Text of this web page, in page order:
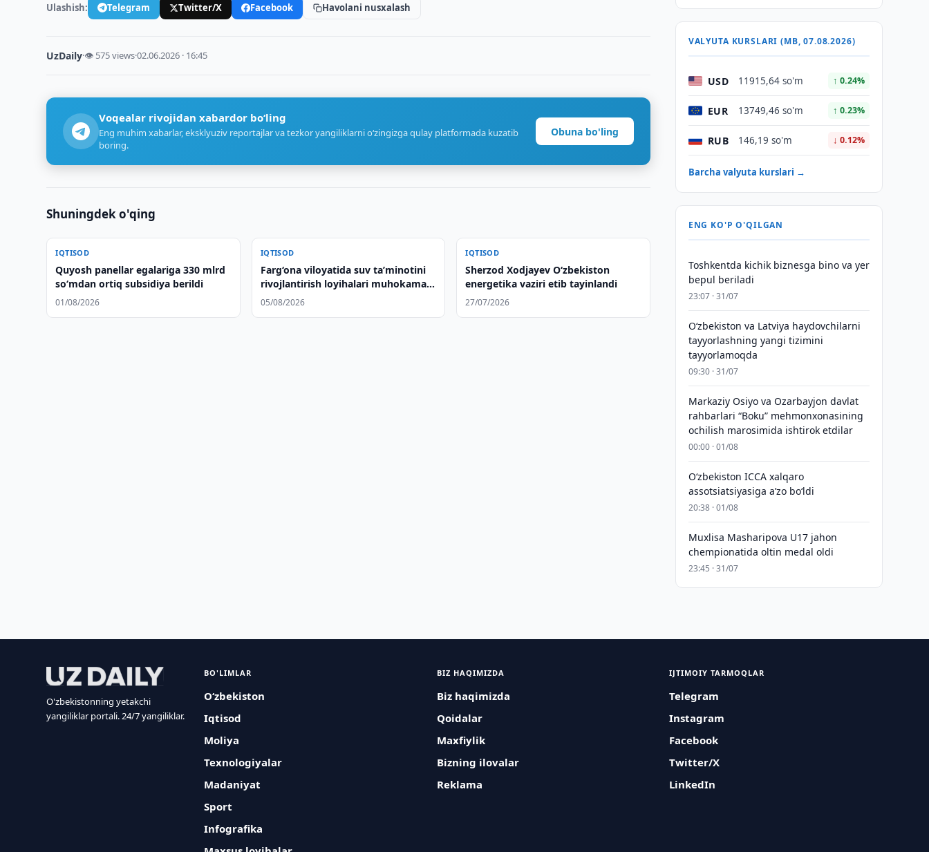
Ulashish: Telegram Twitter/X Facebook Havolani nusxalash
UzDaily·👁 575 views·02.06.2026 · 16:45
Voqealar rivojidan xabardor bo‘ling
Eng muhim xabarlar, eksklyuziv reportajlar va tezkor yangiliklarni o‘zingizga qulay platformada kuzatib
boring.
Obuna bo'ling
Shuningdek o'qing
IQTISOD
Quyosh panellar egalariga 330 mlrd
so‘mdan ortiq subsidiya berildi
01/08/2026
IQTISOD
Farg‘ona viloyatida suv taʼminotini
rivojlantirish loyihalari muhokama
qilindi
05/08/2026
IQTISOD
Sherzod Xodjayev O‘zbekiston
energetika vaziri etib tayinlandi
27/07/2026
VALYUTA KURSLARI (MB, 07.08.2026)
USD 11915,64 so'm ↑ 0.24%
EUR 13749,46 so'm ↑ 0.23%
RUB 146,19 so'm ↓ 0.12%
Barcha valyuta kurslari →
ENG KO'P O'QILGAN
Toshkentda kichik biznesga bino va yer
bepul beriladi
23:07 · 31/07
Oʻzbekiston va Latviya haydovchilarni
tayyorlashning yangi tizimini
tayyorlamoqda
09:30 · 31/07
Markaziy Osiyo va Ozarbayjon davlat
rahbarlari “Boku” mehmonxonasining
ochilish marosimida ishtirok etdilar
00:00 · 01/08
O‘zbekiston ICCA xalqaro
assotsiatsiyasiga aʼzo bo‘ldi
20:38 · 01/08
Muxlisa Masharipova U17 jahon
chempionatida oltin medal oldi
23:45 · 31/07
O'zbekistonning yetakchi
yangiliklar portali. 24/7 yangiliklar.
BO'LIMLAR
O‘zbekiston
Iqtisod
Moliya
Texnologiyalar
Madaniyat
Sport
Infografika
BIZ HAQIMIZDA
Biz haqimizda
Qoidalar
Maxfiylik
Bizning ilovalar
Reklama
IJTIMOIY TARMOQLAR
Telegram
Instagram
Facebook
Twitter/X
LinkedIn